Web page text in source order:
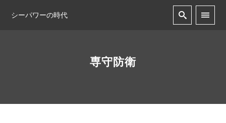
シーパワーの時代
専守防衛